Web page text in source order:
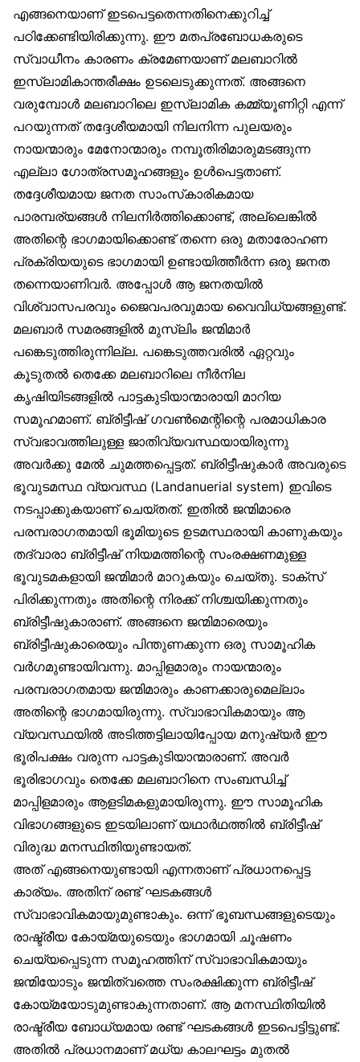
എങ്ങനെയാണ് ഇടപെട്ടതെന്നതിനെക്കുറിച്ച്
പഠിക്കേണ്ടിയിരിക്കുന്നു. ഈ മതപ്രബോധകരുടെ
സ്വാധീനം കാരണം ക്രമേണയാണ് മലബാറിൽ
ഇസ്‌ലാമികാന്തരീക്ഷം ഉടലെടുക്കുന്നത്. അങ്ങനെ
വരുമ്പോൾ മലബാറിലെ ഇസ്‌ലാമിക കമ്മ്യൂണിറ്റി എന്ന്
പറയുന്നത് തദ്ദേശീയമായി നിലനിന്ന പുലയരും
നായന്മാരും മേനോന്മാരും നമ്പൂതിരിമാരുമടങ്ങുന്ന
എല്ലാ ഗോത്രസമൂഹങ്ങളും ഉൾപെട്ടതാണ്.
തദ്ദേശീയമായ ജനത സാംസ്‌കാരികമായ
പാരമ്പര്യങ്ങൾ നിലനിർത്തിക്കൊണ്ട്, അല്ലെങ്കിൽ
അതിന്റെ ഭാഗമായിക്കൊണ്ട് തന്നെ ഒരു മതാരോഹണ
പ്രക്രിയയുടെ ഭാഗമായി ഉണ്ടായിത്തീർന്ന ഒരു ജനത
തന്നെയാണിവർ. അപ്പോൾ ആ ജനതയിൽ
വിശ്വാസപരവും ജൈവപരവുമായ വൈവിധ്യങ്ങളുണ്ട്.
മലബാർ സമരങ്ങളിൽ മുസ്‌ലിം ജന്മിമാർ
പങ്കെടുത്തിരുന്നില്ല. പങ്കെടുത്തവരിൽ ഏറ്റവും
കൂടുതൽ തെക്കേ മലബാറിലെ നീർനില
കൃഷിയിടങ്ങളിൽ പാട്ടകുടിയാന്മാരായി മാറിയ
സമൂഹമാണ്. ബ്രിട്ടീഷ് ഗവൺമെന്റിന്റെ പരമാധികാര
സ്വഭാവത്തിലുള്ള ജാതിവ്യവസ്ഥയായിരുന്നു
അവർക്കു മേൽ ചുമത്തപ്പെട്ടത്. ബ്രിട്ടീഷുകാർ അവരുടെ
ഭൂവുടമസ്ഥ വ്യവസ്ഥ (Landanuerial system) ഇവിടെ
നടപ്പാക്കുകയാണ് ചെയ്തത്. ഇതിൽ ജന്മിമാരെ
പരമ്പരാഗതമായി ഭൂമിയുടെ ഉടമസ്ഥരായി കാണുകയും
തദ്വാരാ ബ്രിട്ടീഷ് നിയമത്തിന്റെ സംരക്ഷണമുള്ള
ഭൂവുടമകളായി ജന്മിമാർ മാറുകയും ചെയ്തു. ടാക്‌സ്
പിരിക്കുന്നതും അതിന്റെ നിരക്ക് നിശ്ചയിക്കുന്നതും
ബ്രിട്ടീഷുകാരാണ്. അങ്ങനെ ജന്മിമാരെയും
ബ്രിട്ടീഷുകാരെയും പിന്തുണക്കുന്ന ഒരു സാമൂഹിക
വർഗമുണ്ടായിവന്നു. മാപ്പിളമാരും നായന്മാരും
പരമ്പരാഗതമായ ജന്മിമാരും കാണക്കാരുമെല്ലാം
അതിന്റെ ഭാഗമായിരുന്നു. സ്വാഭാവികമായും ആ
വ്യവസ്ഥയിൽ അടിത്തട്ടിലായിപ്പോയ മനുഷ്യർ ഈ
ഭൂരിപക്ഷം വരുന്ന പാട്ടകുടിയാന്മാരാണ്. അവർ
ഭൂരിഭാഗവും തെക്കേ മലബാറിനെ സംബന്ധിച്ച്
മാപ്പിളമാരും ആളടിമകളുമായിരുന്നു. ഈ സാമൂഹിക
വിഭാഗങ്ങളുടെ ഇടയിലാണ് യഥാർഥത്തിൽ ബ്രിട്ടീഷ്
വിരുദ്ധ മനസ്ഥിതിയുണ്ടായത്.
അത് എങ്ങനെയുണ്ടായി എന്നതാണ് പ്രധാനപ്പെട്ട
കാര്യം. അതിന് രണ്ട് ഘടകങ്ങൾ
സ്വാഭാവികമായുമുണ്ടാകും. ഒന്ന് ഭൂബന്ധങ്ങളുടെയും
രാഷ്ട്രീയ കോയ്മയുടെയും ഭാഗമായി ചൂഷണം
ചെയ്യപ്പെടുന്ന സമൂഹത്തിന് സ്വാഭാവികമായും
ജന്മിയോടും ജന്മിത്വത്തെ സംരക്ഷിക്കുന്ന ബ്രിട്ടീഷ്
കോയ്മയോടുമുണ്ടാകുന്നതാണ്. ആ മനസ്ഥിതിയിൽ
രാഷ്ട്രീയ ബോധ്യമായ രണ്ട് ഘടകങ്ങൾ ഇടപെട്ടിട്ടുണ്ട്.
അതിൽ പ്രധാനമാണ് മധ്യ കാലഘട്ടം മുതൽ